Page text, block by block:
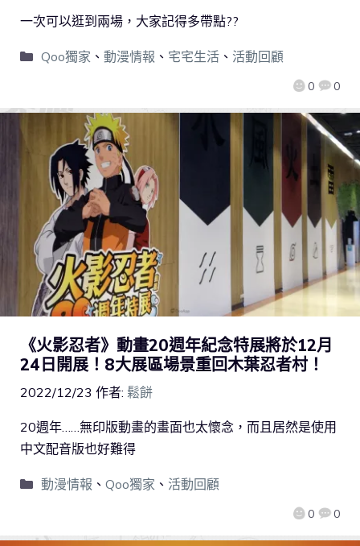
0 0
一次可以逛到兩場，大家記得多帶點??
Qoo獨家 、 動漫情報 、 宅宅生活、 活動回顧
《火影忍者》動畫20週年紀念特展將於12月
24日開展！8大展區場景重回木葉忍者村！
2022/12/23 作者: 鬆餅
0 0
20週年……無印版動畫的畫面也太懷念，而且居然是使用
中文配音版也好難得
動漫情報 、 Qoo獨家 、 活動回顧